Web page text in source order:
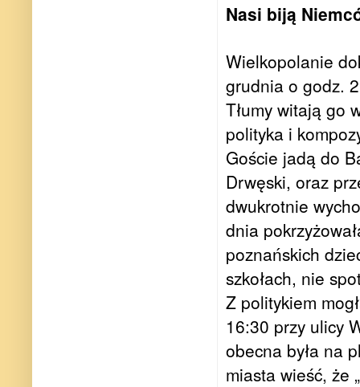
Nasi biją
Wielkopolanie
grudnia o godz.
Tłumy witają go
polityka i
Goście jadą do
Drwęski, oraz
dwukrotnie
dnia
poznańskich
szkołach, nie
Z politykiem
16:30 przy ulicy
obecna była na
miasta wieść, że